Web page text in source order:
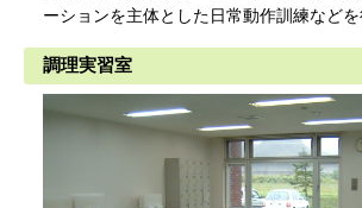
ーションを主体とした日常動作訓練などを
調理実習室